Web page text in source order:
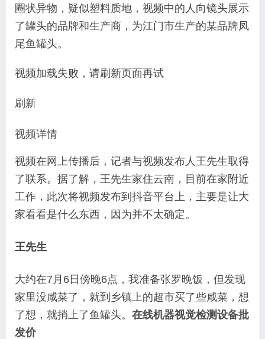
圈状异物，疑似塑料质地，视频中的人向镜头展示
了罐头的品牌和生产商，为江门市生产的某品牌凤
尾鱼罐头。
视频加载失败，请刷新页面再试
刷新
视频详情
视频在网上传播后，记者与视频发布人王先生取得
了联系。据了解，王先生家住云南，目前在家附近
工作，此次将视频发布到抖音平台上，主要是让大
家看看是什么东西，因为并不太确定。
王先生
大约在7月6日傍晚6点，我准备张罗晚饭，但发现
家里没咸菜了，就到乡镇上的超市买了些咸菜，想
了想，就捎上了鱼罐头。 在线机器视觉检测设备批
发价